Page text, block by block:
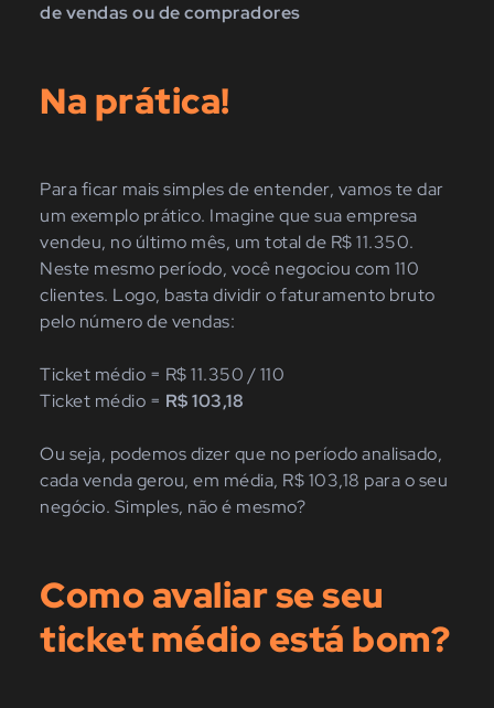
de vendas ou de compradores
Na prática!
Para ficar mais simples de entender, vamos te dar
um exemplo prático. Imagine que sua empresa
vendeu, no último mês, um total de R$ 11.350.
Neste mesmo período, você negociou com 110
clientes. Logo, basta dividir o faturamento bruto
pelo número de vendas:
Ticket médio = R$ 11.350 / 110
Ticket médio = R$ 103,18
Ou seja, podemos dizer que no período analisado,
cada venda gerou, em média, R$ 103,18 para o seu
negócio. Simples, não é mesmo?
Como avaliar se seu
ticket médio está bom?